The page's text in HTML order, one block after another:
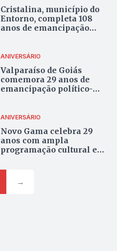
Cristalina, município do
Entorno, completa 108
anos de emancipação
ANIVERSÁRIO
Valparaíso de Goiás
comemora 29 anos de
emancipação político-
ANIVERSÁRIO
Novo Gama celebra 29
anos com ampla
programação cultural e
assinaturas de ordens de
→